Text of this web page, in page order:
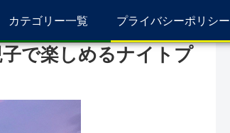
カテゴリー一覧 プライバシーポリシー
で楽しめるナイトプ